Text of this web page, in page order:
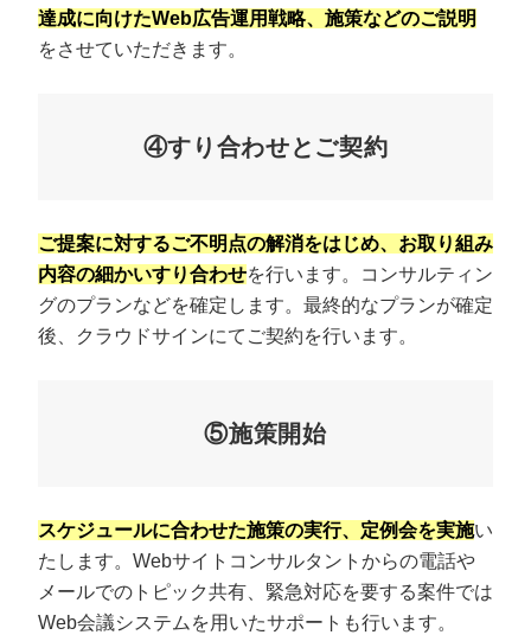
達成に向けたWeb広告運用戦略、施策などのご説明
をさせていただきます。
④すり合わせとご契約
ご提案に対するご不明点の解消をはじめ、お取り組み
内容の細かいすり合わせを行います。コンサルティン
グのプランなどを確定します。最終的なプランが確定
後、クラウドサインにてご契約を行います。
⑤施策開始
スケジュールに合わせた施策の実行、定例会を実施い
たします。Webサイトコンサルタントからの電話や
メールでのトピック共有、緊急対応を要する案件では
Web会議システムを用いたサポートも行います。